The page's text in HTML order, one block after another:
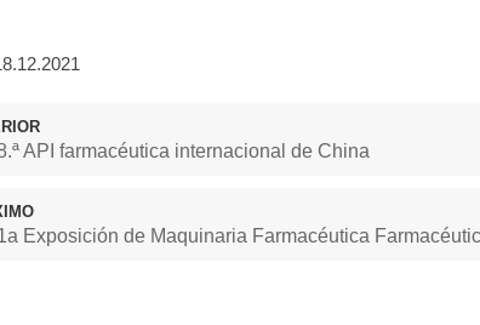
API farmacéutica internacional de China
Exposición de Maquinaria Farmacéutica